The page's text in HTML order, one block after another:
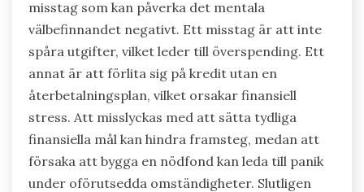
misstag som kan påverka det mentala
välbefinnandet negativt. Ett misstag är att inte
spåra utgifter, vilket leder till överspending. Ett
annat är att förlita sig på kredit utan en
återbetalningsplan, vilket orsakar finansiell
stress. Att misslyckas med att sätta tydliga
finansiella mål kan hindra framsteg, medan att
försaka att bygga en nödfond kan leda till panik
under oförutsedda omständigheter. Slutligen